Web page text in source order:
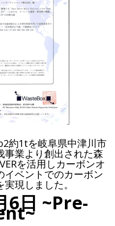
約1tを岐阜県中津川市
事業より創出された森
を活用しカーボンオ
イベントでのカーボン
現しました。
6日 ~Pre-